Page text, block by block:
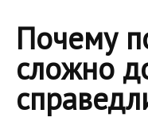
Почему
сложно